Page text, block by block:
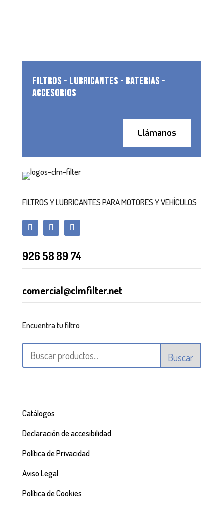
FILTROS - LUBRICANTES - BATERIAS -
ACCESORIOS
Llámanos
FILTROS Y LUBRICANTES PARA MOTORES Y VEHÍCULOS
926 58 89 74
comercial@clmfilter.net
Encuentra tu filtro
Buscar
Catálogos
Declaración de accesibilidad
Política de Privacidad
Aviso Legal
Política de Cookies